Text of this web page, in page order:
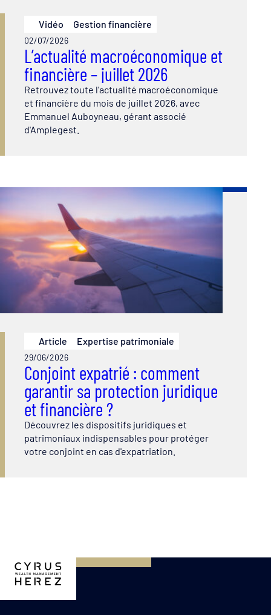
Vidéo Gestion financière
02/07/2026
L’actualité macroéconomique et
financière – juillet 2026
Retrouvez toute l'actualité macroéconomique
et financière du mois de juillet 2026, avec
Emmanuel Auboyneau, gérant associé
d'Amplegest.
Article Expertise patrimoniale
29/06/2026
Conjoint expatrié : comment
garantir sa protection juridique
et financière ?
Découvrez les dispositifs juridiques et
patrimoniaux indispensables pour protéger
votre conjoint en cas d'expatriation.